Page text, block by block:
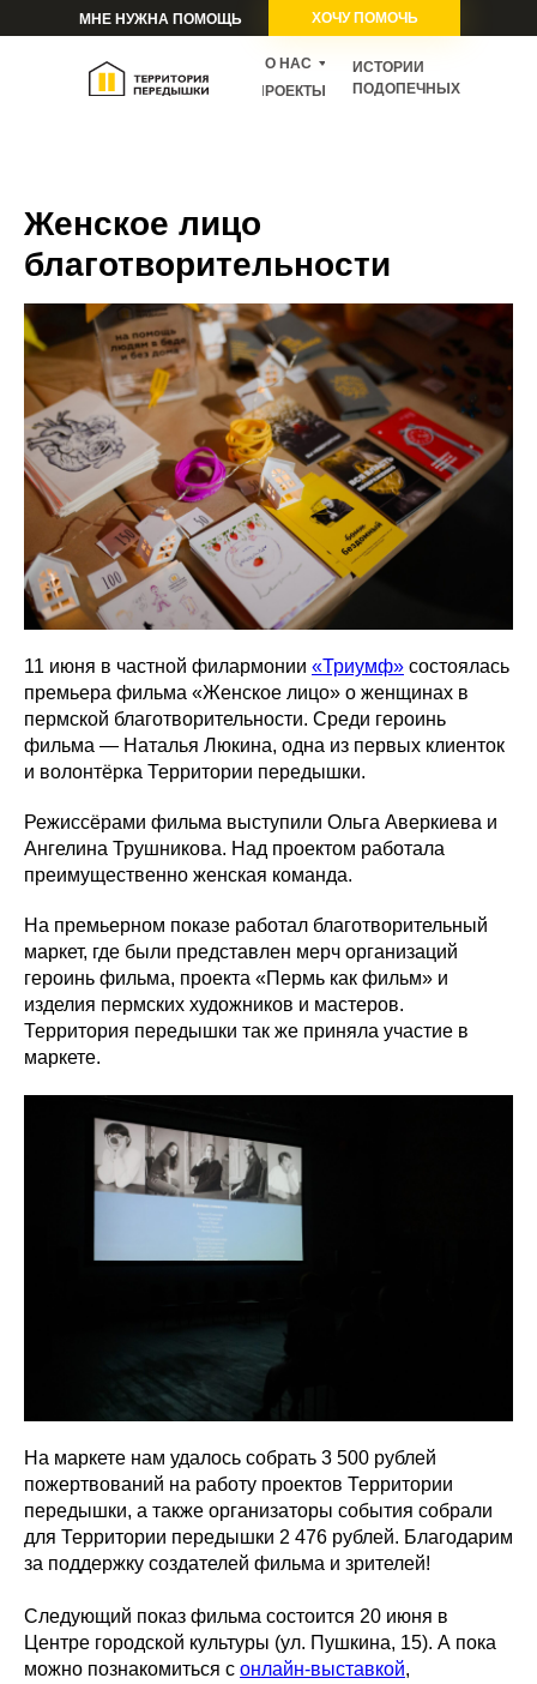
МНЕ НУЖНА ПОМОЩЬ
ИСТОРИИ
ПОДОПЕЧНЫХ
ПРОЕКТЫ
ХОЧУ ПОМОЧЬ
О НАС
Женское лицо
благотворительности
11 июня в частной филармонии «Триумф» состоялась
премьера фильма «Женское лицо» о женщинах в
пермской благотворительности. Среди героинь
фильма — Наталья Люкина, одна из первых клиенток
и волонтёрка Территории передышки.
Режиссёрами фильма выступили Ольга Аверкиева и
Ангелина Трушникова. Над проектом работала
преимущественно женская команда.
На премьерном показе работал благотворительный
маркет, где были представлен мерч организаций
героинь фильма, проекта «Пермь как фильм» и
изделия пермских художников и мастеров.
Территория передышки так же приняла участие в
маркете.
На маркете нам удалось собрать 3 500 рублей
пожертвований на работу проектов Территории
передышки, а также организаторы события собрали
для Территории передышки 2 476 рублей. Благодарим
за поддержку создателей фильма и зрителей!
Следующий показ фильма состоится 20 июня в
Центре городской культуры (ул. Пушкина, 15). А пока
можно познакомиться с онлайн-выставкой,